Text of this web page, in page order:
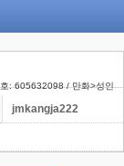
: 605632098 / 만화>성인
jmkangja222